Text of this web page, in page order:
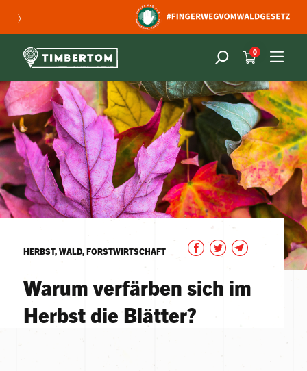
〉
0
HERBST, WALD, FORSTWIRTSCHAFT
Warum verfärben sich im
Herbst die Blätter?